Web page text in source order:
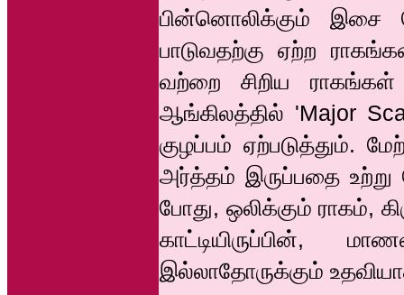
பின்னொலிக்கும் இசை
பாடுவதற்கு ஏற்ற
வற்றை சிறிய ராகங்கள்
ஆங்கிலத்தில் 'Major
குழப்பம் ஏற்படுத்தும்.
அர்த்தம் இருப்பதை உற்று
போது, ஒலிக்கும் ராகம்,
காட்டியிருப்பின்,
இல்லாதோருக்கும்